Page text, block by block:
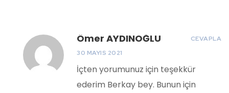
Ömer AYDINOĞLU
30 MAYIS 2021
CEVAPLA
İçten yorumunuz için teşekkür
ederim Berkay bey. Bunun için